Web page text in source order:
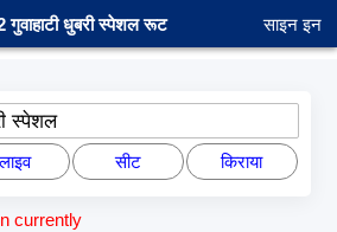
गुवाहाटी धुबरी स्पेशल रूट साइन इन
स्पेशल
सीट किराया
currently